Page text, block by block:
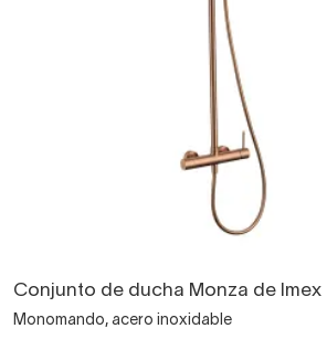
Conjunto de ducha Monza de Imex
Monomando, acero inoxidable